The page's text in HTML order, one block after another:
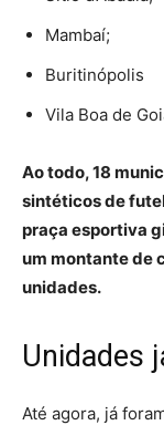
Mambaí;
Buritinópolis
Vila Boa de
Ao todo, 18
sintéticos de
praça esportiva
um montante de
unidades.
Unidades
Até agora, já